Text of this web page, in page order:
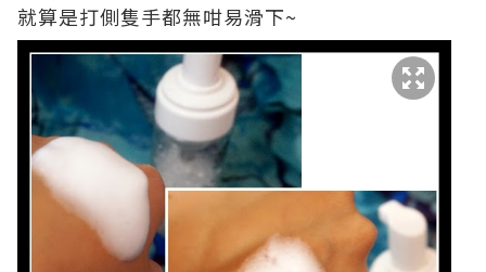
就算是打側隻手都無咁易滑下~